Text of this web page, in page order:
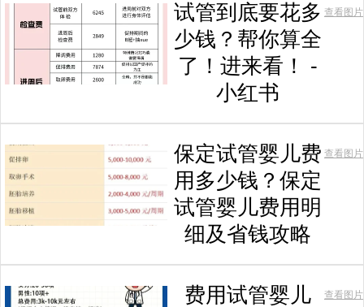
试管到底要花多
少钱？帮你算全
了！进来看！ -
小红书
查看图片
保定试管婴儿费
用多少钱？保定
试管婴儿费用明
细及省钱攻略
查看图片
费用试管婴儿
查看图片